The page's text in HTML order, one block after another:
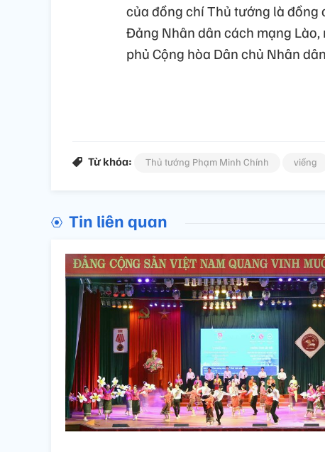
của đồng chí Thủ tướng là đồng
Đảng Nhân dân cách mạng
phủ Cộng hòa Dân chủ Nhân
Từ khóa: Thủ tướng Phạm Minh Chính viếng
Tin liên quan